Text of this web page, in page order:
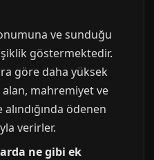
ve sunduğu
göstermektedir.
göre daha yüksek
mahremiyet ve
ödenen
verirler.
ne gibi ek